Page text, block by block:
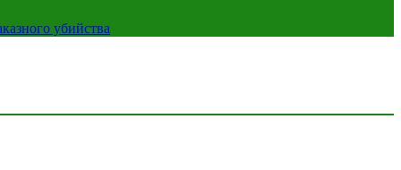
убийства